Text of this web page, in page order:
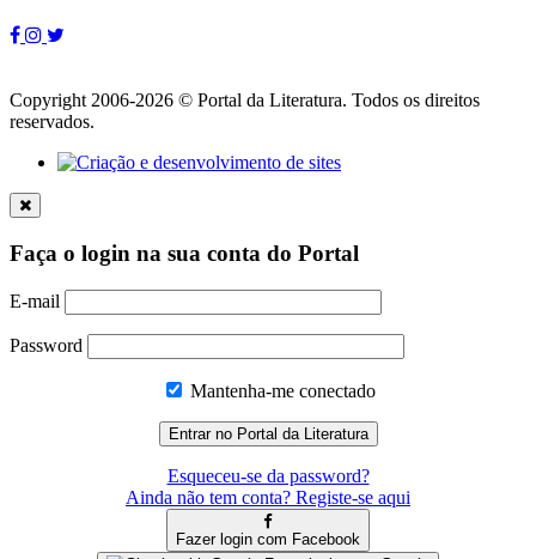
Copyright 2006-2026 © Portal da Literatura. Todos os direitos
reservados.
Faça o login na sua conta do Portal
E-mail
Password
Mantenha-me conectado
Esqueceu-se da password?
Ainda não tem conta? Registe-se aqui
Fazer login com Facebook